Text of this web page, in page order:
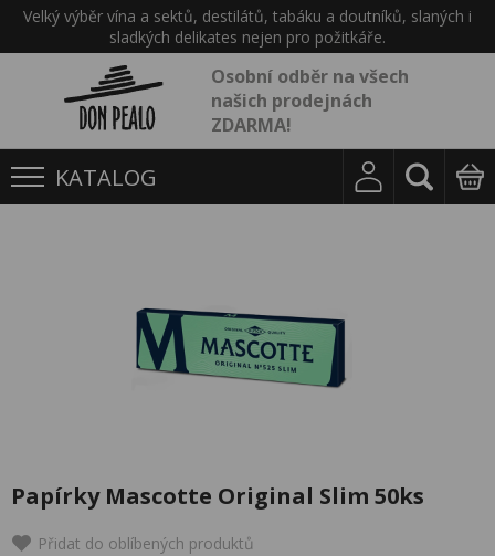
Velký výběr vína a sektů, destilátů, tabáku a doutníků, slaných i
sladkých delikates nejen pro požitkáře.
Osobní odběr na všech
našich prodejnách
ZDARMA!
KATALOG
Papírky Mascotte Original Slim 50ks
Přidat do oblíbených produktů